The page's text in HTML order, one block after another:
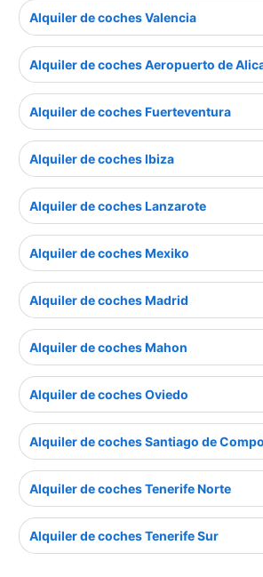
Alquiler de coches Valencia
Alquiler de coches Aeropuerto de
Alquiler de coches Fuerteventura
Alquiler de coches Ibiza
Alquiler de coches Lanzarote
Alquiler de coches Mexiko
Alquiler de coches Madrid
Alquiler de coches Mahon
Alquiler de coches Oviedo
Alquiler de coches Santiago de
Alquiler de coches Tenerife Norte
Alquiler de coches Tenerife Sur